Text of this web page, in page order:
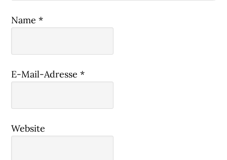
Name*
E-Mail-Adresse*
Website